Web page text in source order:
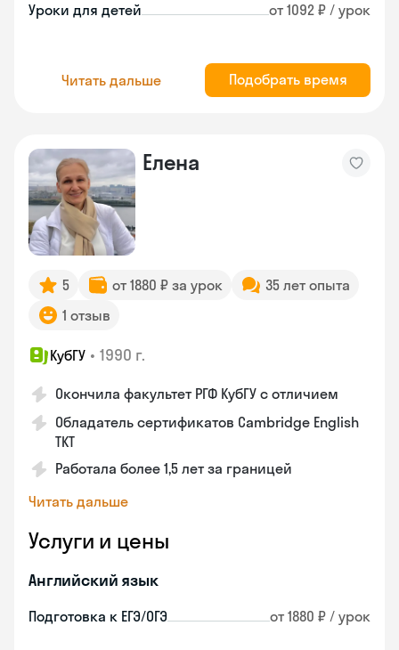
Уроки для детей от 1092 ₽ / урок
Читать дальше Подобрать время
Елена
5 от 1880 ₽ за урок
35 лет опыта
1 отзыв
КубГУ • 1990 г.
Окончила факультет РГФ КубГУ с отличием
Обладатель сертификатов Cambridge English
TKT
Работала более 1,5 лет за границей
Читать дальше
Услуги и цены
Английский язык
Подготовка к ЕГЭ/ОГЭ от 1880 ₽ / урок